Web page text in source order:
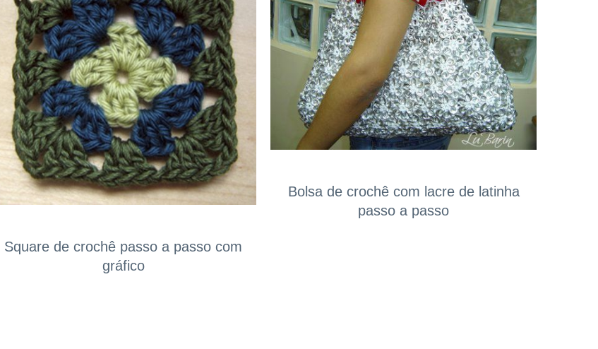
Square de crochê passo a passo com
gráfico
Bolsa de crochê com lacre de latinha
passo a passo